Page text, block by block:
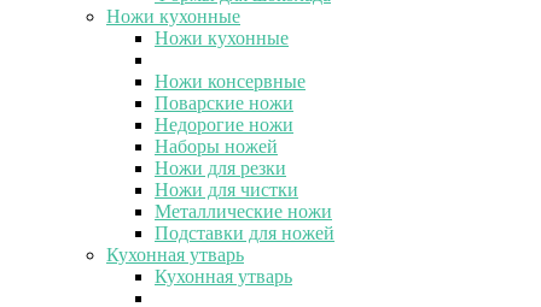
Ножи кухонные
Ножи кухонные
Ножи консервные
Поварские ножи
Недорогие ножи
Наборы ножей
Ножи для резки
Ножи для чистки
Металлические ножи
Подставки для ножей
Кухонная утварь
Кухонная утварь